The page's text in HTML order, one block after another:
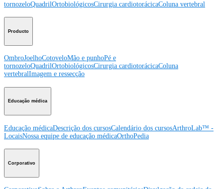
tornozeloQuadrilOrtobiológicosCirurgia cardiotorácicaColuna vertebral
Producto
OmbroJoelhoCotoveloMão e punhoPé e
tornozeloQuadrilOrtobiológicosCirurgia cardiotorácicaColuna
vertebralImagem e ressecção
Educação médica
Educação médicaDescrição dos cursosCalendário dos cursosArthroLab™ -
LocaisNossa equipe de educação médicaOrthoPedia
Corporativo